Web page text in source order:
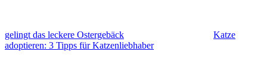
gelingt das leckere Ostergebäck
Katze
adoptieren: 3 Tipps für Katzenliebhaber